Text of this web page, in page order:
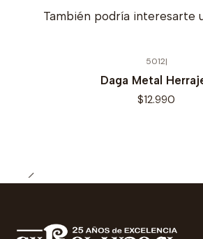
También podría interesarte
5012|
Daga Metal
$12.990